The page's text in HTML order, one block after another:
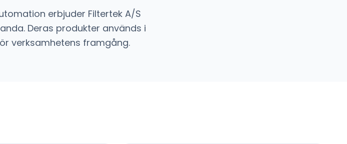
erbjuder Filtertek A/S
Deras produkter används i
verksamhetens framgång.